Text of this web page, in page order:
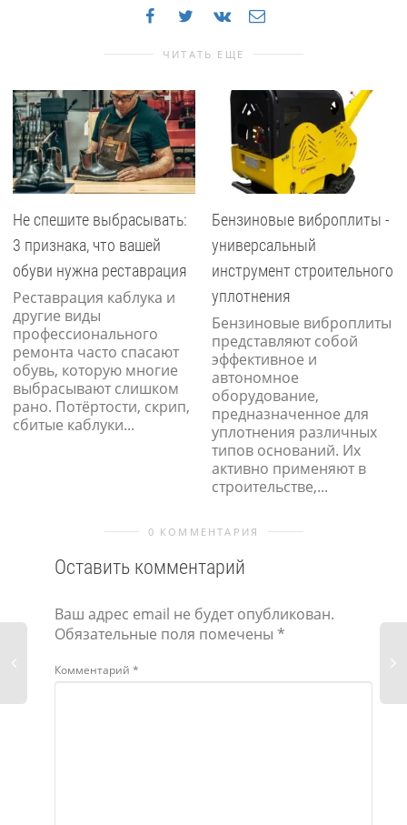
ЧИТАТЬ ЕЩЕ
Не спешите выбрасывать:
3 признака, что вашей
обуви нужна реставрация
Реставрация каблука и
другие виды
профессионального
ремонта часто спасают
обувь, которую многие
выбрасывают слишком
рано. Потёртости, скрип,
сбитые каблуки...
Бензиновые виброплиты -
универсальный
инструмент строительного
уплотнения
Бензиновые виброплиты
представляют собой
эффективное и
автономное
оборудование,
предназначенное для
уплотнения различных
типов оснований. Их
активно применяют в
строительстве,...
0 КОММЕНТАРИЯ
Оставить комментарий
Ваш адрес email не будет опубликован.
Обязательные поля помечены *
Комментарий *